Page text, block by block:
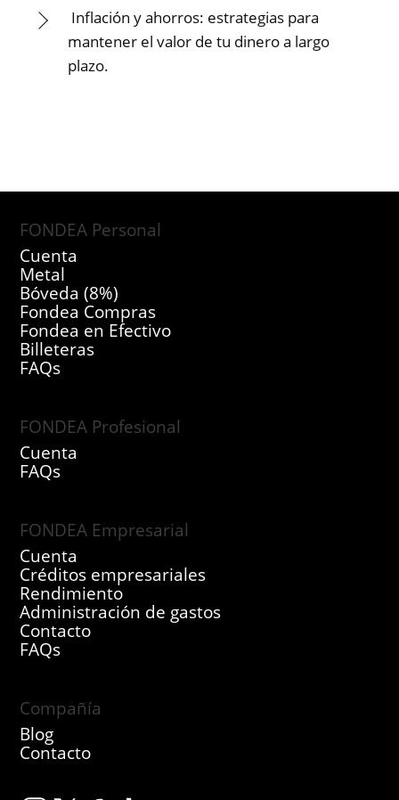
Inflación y ahorros: estrategias para
mantener el valor de tu dinero a largo
plazo.
FONDEA Personal
Cuenta
Metal
Bóveda (8%)
Fondea Compras
Fondea en Efectivo
Billeteras
FAQs
FONDEA Profesional
Cuenta
FAQs
FONDEA Empresarial
Cuenta
Créditos empresariales
Rendimiento
Administración de gastos
Contacto
FAQs
Compañía
Blog
Contacto